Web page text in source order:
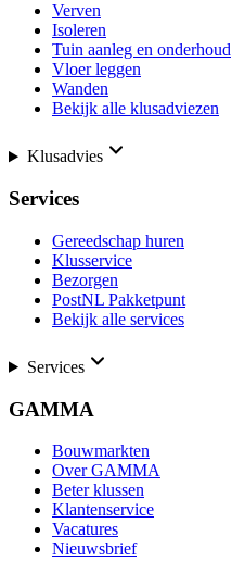
Verven
Isoleren
Tuin aanleg en onderhoud
Vloer leggen
Wanden
Bekijk alle klusadviezen
Klusadvies
Services
Gereedschap huren
Klusservice
Bezorgen
PostNL Pakketpunt
Bekijk alle services
Services
GAMMA
Bouwmarkten
Over GAMMA
Beter klussen
Klantenservice
Vacatures
Nieuwsbrief